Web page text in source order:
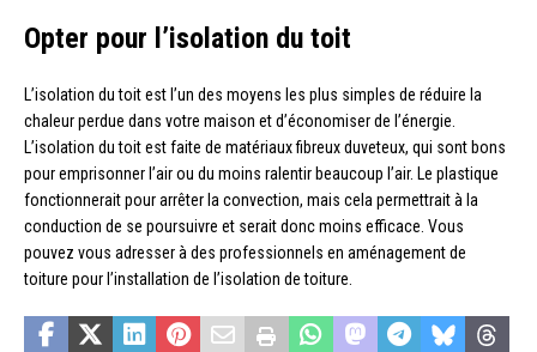
Opter pour l’isolation du toit
L’isolation du toit est l’un des moyens les plus simples de réduire la
chaleur perdue dans votre maison et d’économiser de l’énergie.
L’isolation du toit est faite de matériaux fibreux duveteux, qui sont bons
pour emprisonner l’air ou du moins ralentir beaucoup l’air. Le plastique
fonctionnerait pour arrêter la convection, mais cela permettrait à la
conduction de se poursuivre et serait donc moins efficace. Vous
pouvez vous adresser à des professionnels en aménagement de
toiture pour l’installation de l’isolation de toiture.